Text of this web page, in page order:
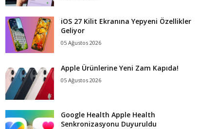
iOS 27 Kilit Ekranına Yepyeni Özellikler
Geliyor
05 Ağustos 2026
Apple Ürünlerine Yeni Zam Kapıda!
05 Ağustos 2026
Google Health Apple Health
Senkronizasyonu Duyuruldu